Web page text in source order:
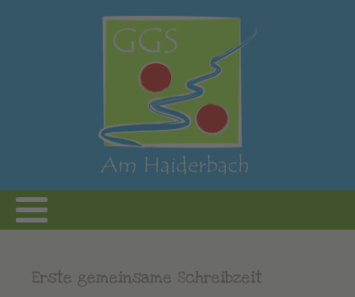
Erste gemeinsame Schreibzeit